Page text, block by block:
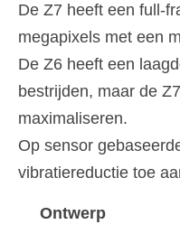
De Z7 heeft een full-
megapixels met een
De Z6 heeft een
bestrijden, maar de
maximaliseren.
Op sensor
vibratiereductie toe
Ontwerp